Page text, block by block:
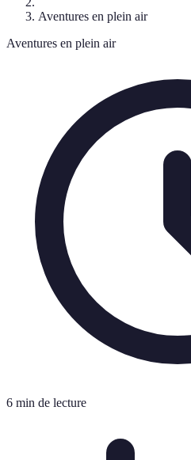
Aventures en plein air
Aventures en plein air
6 min de lecture